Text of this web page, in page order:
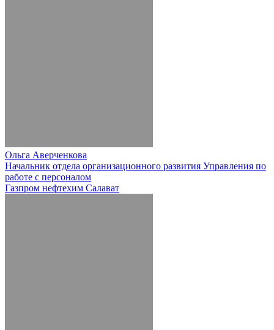
Ольга Аверченкова
Начальник отдела организационного развития Управления по
работе с персоналом
Газпром нефтехим Салават